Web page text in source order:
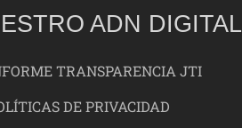
ADN DIGITAL
TRANSPARENCIA JTI
DE PRIVACIDAD